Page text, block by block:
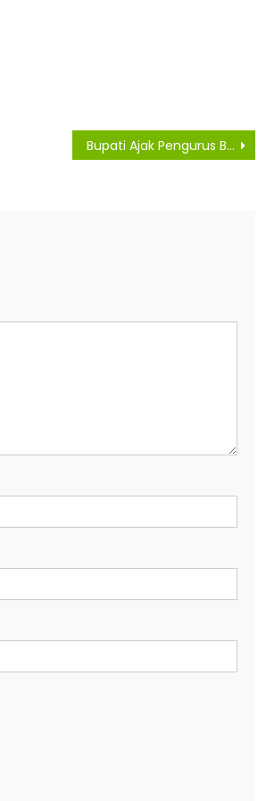
Bupati Ajak Pengurus Baru TP-PKK Sergai Aktif Angkat UMKM